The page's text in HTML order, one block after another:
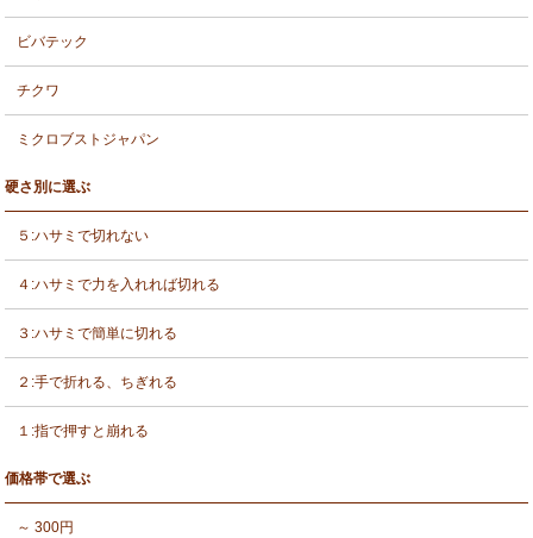
ビバテック
チクワ
ミクロブストジャパン
硬さ別に選ぶ
５:ハサミで切れない
４:ハサミで力を入れれば切れる
３:ハサミで簡単に切れる
２:手で折れる、ちぎれる
１:指で押すと崩れる
価格帯で選ぶ
～ 300円